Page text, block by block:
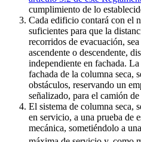
cumplimiento de lo
Cada edificio contará con el
suficientes para que la
recorridos de evacuación,
ascendente o descendente,
independiente en fachada.
fachada de la columna seca,
obstáculos, reservando un
señalizado, para el camión
El sistema de columna seca,
en servicio, a una prueba de
mecánica, sometiéndolo a